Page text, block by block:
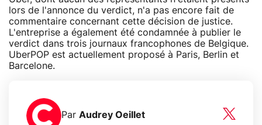
lors de l'annonce du verdict, n'a pas encore fait de
commentaire concernant cette décision de justice.
L'entreprise a également été condamnée à publier le
verdict dans trois journaux francophones de Belgique.
UberPOP est actuellement proposé à Paris, Berlin et
Barcelone.
Par Audrey Oeillet